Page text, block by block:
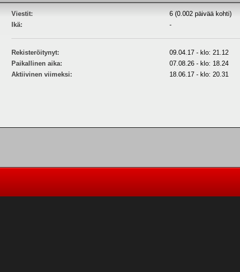
Viestit:
6 (0.002 päivää kohti)
Ikä:
-
Rekisteröitynyt:
09.04.17 - klo: 21.12
Paikallinen aika:
07.08.26 - klo: 18.24
Aktiivinen viimeksi:
18.06.17 - klo: 20.31